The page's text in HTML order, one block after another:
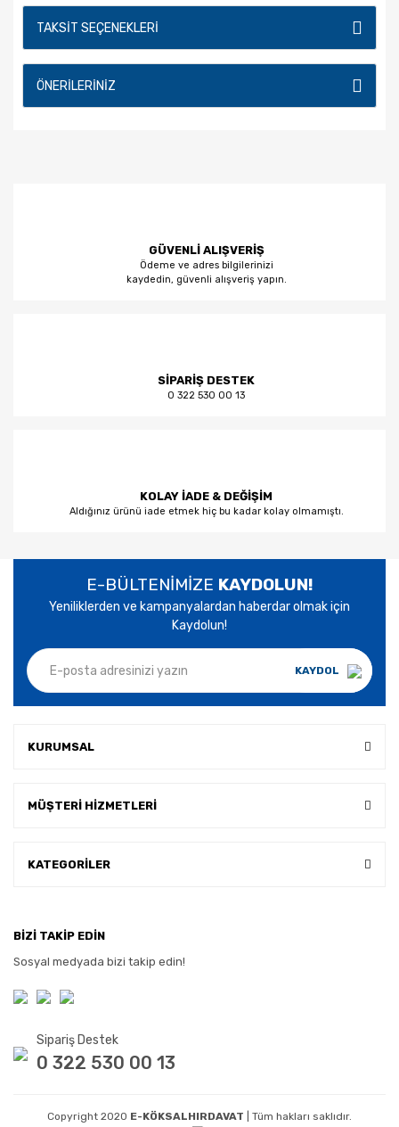
TAKSIT SEÇENEKLERI
ÖNERILERINIZ
GÜVENLİ ALIŞVERİŞ
Ödeme ve adres bilgilerinizi
kaydedin, güvenli alışveriş yapın.
SİPARİŞ DESTEK
0 322 530 00 13
KOLAY İADE & DEĞİŞİM
Aldığınız ürünü iade etmek hiç bu kadar kolay olmamıştı.
E-BÜLTENİMİZE KAYDOLUN!
Yeniliklerden ve kampanyalardan haberdar olmak için
Kaydolun!
KAYDOL
KURUMSAL
MÜŞTERİ HİZMETLERİ
KATEGORİLER
BİZİ TAKİP EDİN
Sosyal medyada bizi takip edin!
Sipariş Destek
0 322 530 00 13
Copyright 2020 E-KÖKSALHIRDAVAT | Tüm hakları saklıdır.